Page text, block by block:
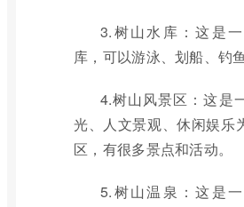
3.树山水库：这是
库，可以游泳、划船、钓鱼
4.树山风景区：这是
光、人文景观、休闲娱乐
区，有很多景点和活动。
5.树山温泉：这是